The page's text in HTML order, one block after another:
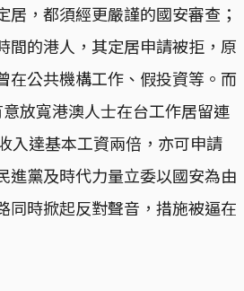
居，都須經更嚴謹的國安審查；
間的港人，其定居申請被拒，原
在公共機構工作、假投資等。而
放寬港澳人士在台工作居留連
入達基本工資兩倍，亦可申請
進黨及時代力量立委以國安為由
同時掀起反對聲音，措施被逼在